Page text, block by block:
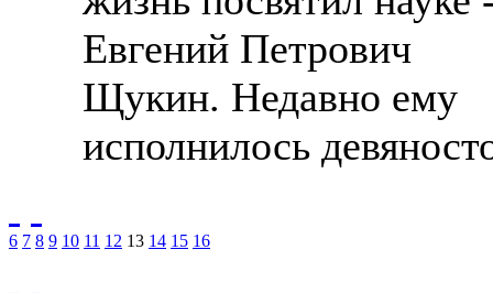
Евгений Петрович
Щукин. Недавно ему
исполнилось
6 7 8 9 10 11 12 13 14 15 16